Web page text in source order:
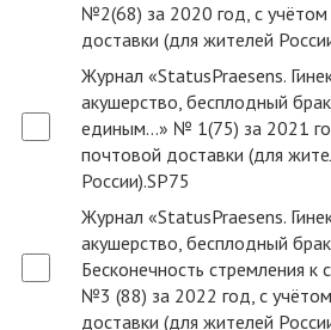
№2(68) за 2020 год, с
доставки (для жителей
Журнал «StatusPraesens.
акушерство, бесплодный
единым...» № 1(75) за 2021
почтовой доставки (для
России).SP75
Журнал «StatusPraesens.
акушерство, бесплодный
Бесконечность стремления к
№3 (88) за 2022 год, с
доставки (для жителей